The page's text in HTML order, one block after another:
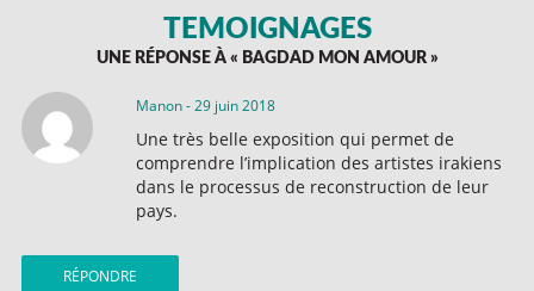
TÉMOIGNAGES
UNE RÉPONSE À « BAGDAD MON AMOUR»
Manon-29 juin 2018
Une très belle exposition qui permet de
comprendre l’implication des artistes irakiens
dans le processus de reconstruction de leur
pays.
RÉPONDRE